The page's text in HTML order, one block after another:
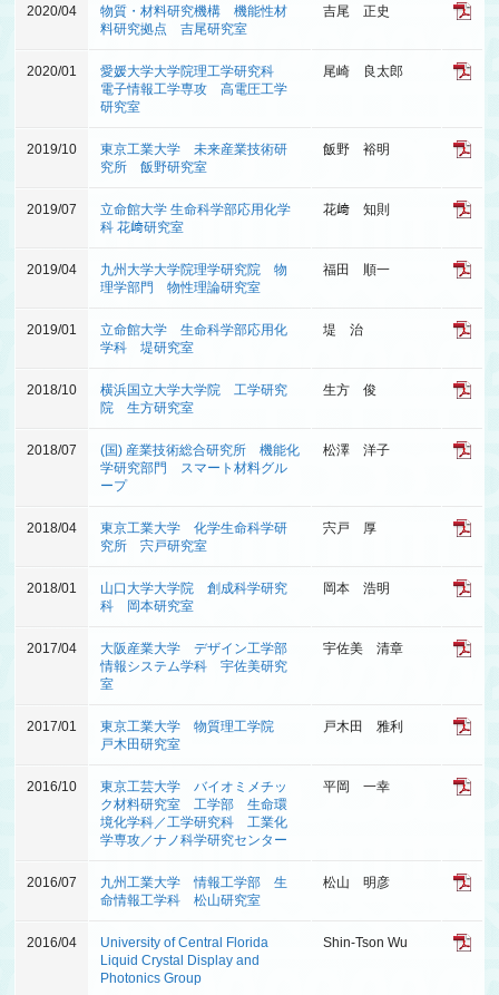
2020/04
物質・材料研究機構 機能性材
料研究拠点 吉尾研究室
吉尾 正史
2020/01
愛媛大学大学院理工学研究科
電子情報工学専攻 高電圧工学
研究室
尾崎 良太郎
2019/10
東京工業大学 未来産業技術研
究所 飯野研究室
飯野 裕明
2019/07
立命館大学 生命科学部応用化学
科 花﨑研究室
花﨑 知則
2019/04
九州大学大学院理学研究院 物
理学部門 物性理論研究室
福田 順一
2019/01
立命館大学 生命科学部応用化
学科 堤研究室
堤 治
2018/10
横浜国立大学大学院 工学研究
院 生方研究室
生方 俊
2018/07
(国) 産業技術総合研究所 機能化
学研究部門 スマート材料グル
ープ
松澤 洋子
2018/04
東京工業大学 化学生命科学研
究所 宍戸研究室
宍戸 厚
2018/01
山口大学大学院 創成科学研究
科 岡本研究室
岡本 浩明
2017/04
大阪産業大学 デザイン工学部
情報システム学科 宇佐美研究
室
宇佐美 清章
2017/01
東京工業大学 物質理工学院
戸木田研究室
戸木田 雅利
2016/10
東京工芸大学 バイオミメチッ
ク材料研究室 工学部 生命環
境化学科／工学研究科 工業化
学専攻／ナノ科学研究センター
平岡 一幸
2016/07
九州工業大学 情報工学部 生
命情報工学科 松山研究室
松山 明彦
2016/04
University of Central Florida
Liquid Crystal Display and
Photonics Group
Shin-Tson Wu